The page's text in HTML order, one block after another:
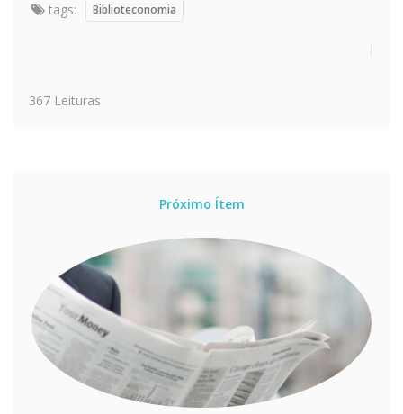
tags: Biblioteconomia
367 Leituras
Próximo Ítem